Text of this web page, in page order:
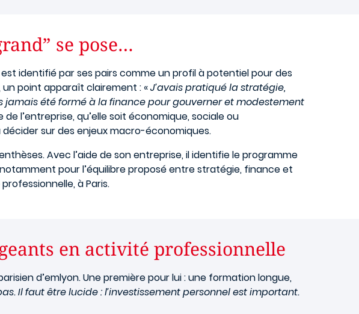
se pose…
identifié par ses pairs comme un profil à potentiel pour des
point apparaît clairement : «J’avais pratiqué la stratégie,
été formé à la finance pour gouverner et modestement
l’entreprise, qu’elle soit économique, sociale ou
sur des enjeux macro-économiques.
Avec l’aide de son entreprise, il identifie le programme
pour l’équilibre proposé entre stratégie, finance et
à Paris.
en activité professionnelle
d’emlyon. Une première pour lui : une formation longue,
Il faut être lucide : l’investissement personnel est important.